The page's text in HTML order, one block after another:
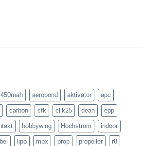
450mah aerobond aktivator apc
carbon cfk clik25 dean epp
hobbywing Hochstrom indoor
lipo mpx prop propeller r8